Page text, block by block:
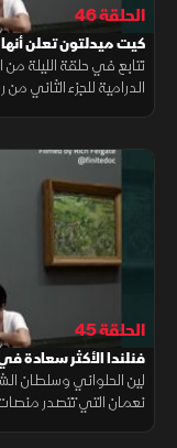
الحلقة 46
كيت ميدلتون تعلن
نتابع في حلقة الليلة من
الدرامية للجزء الثاني
الحلقة 45
فنلندا الأكثر سعادة
لين الحلواني وسلطان
نعمان التي تتصدر